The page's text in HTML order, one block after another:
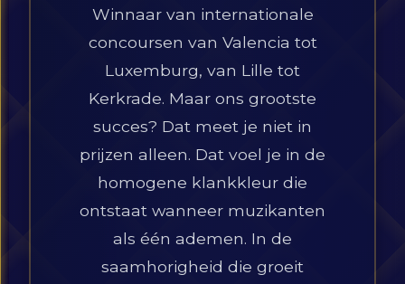
Winnaar van internationale
concoursen van Valencia tot
Luxemburg, van Lille tot
Kerkrade. Maar ons grootste
succes? Dat meet je niet in
prijzen alleen. Dat voel je in de
homogene klankkleur die
ontstaat wanneer muzikanten
als één ademen. In de
saamhorigheid die groeit